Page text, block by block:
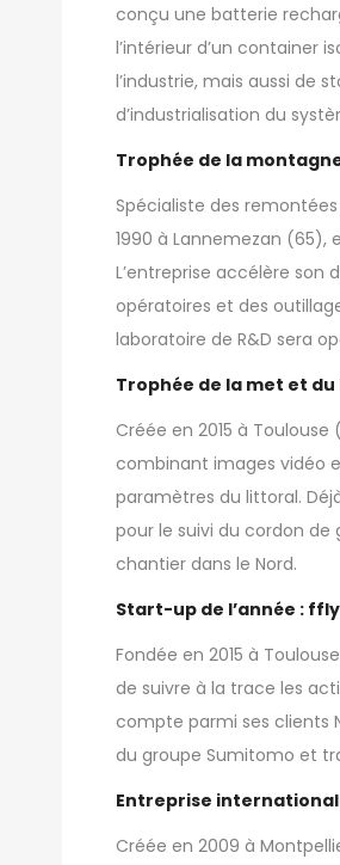
conçu une batterie
l’intérieur d’un container
l’industrie, mais aussi de
d’industrialisation du
Trophée de la
Spécialiste des
1990 à Lannemezan (65),
L’entreprise accélère
opératoires et des
laboratoire de R&D sera
Trophée de la met et du
Créée en 2015 à Toulouse
combinant images vidéo
paramètres du littoral.
pour le suivi du cordon de
chantier dans le Nord.
Start-up de l’année :
Fondée en 2015 à
de suivre à la trace les
compte parmi ses clients
du groupe Sumitomo et
Entreprise
Créée en 2009 à